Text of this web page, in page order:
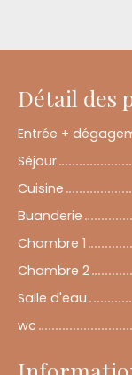
Détail des
Entrée +
Séjour
Cuisine
Buanderie
Chambre 1
Chambre 2
Salle d'eau
wc